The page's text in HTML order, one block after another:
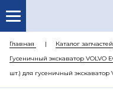
Главная Каталог запчастей
Гусеничный экскаватор VOLVO
шт.) для гусеничный экскаватор